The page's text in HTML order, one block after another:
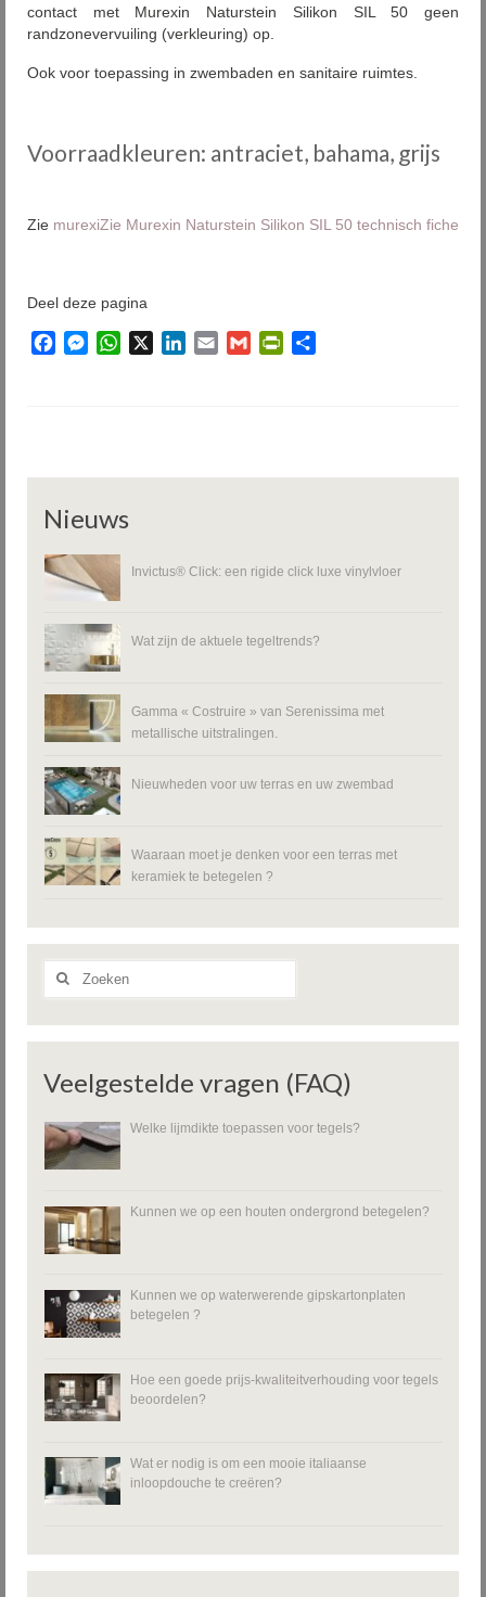
PID
contact met Murexin Naturstein Silikon SIL 50 geen
randzonevervuiling (verkleuring) op.
Ook voor toepassing in zwembaden en sanitaire ruimtes.
Voorraadkleuren: antraciet, bahama, grijs
Zie murexiZie Murexin Naturstein Silikon SIL 50 technisch fiche
Deel deze pagina
FacebookMessenger
WhatsAppLinkedIn
Email Gmail PrintFriendly
Nieuws
Invictus® Click: een rigide click luxe vinylvloer
Wat zijn de aktuele tegeltrends?
Gamma « Costruire » van Serenissima met
metallische uitstralingen.
Nieuwheden voor uw terras en uw zwembad
Waaraan moet je denken voor een terras met
keramiek te betegelen ?
naar:
Veelgestelde vragen (FAQ)
Welke lijmdikte toepassen voor tegels?
Kunnen we op een houten ondergrond betegelen?
Kunnen we op waterwerende gipskartonplaten
betegelen ?
Hoe een goede prijs-kwaliteitverhouding voor tegels
beoordelen?
Wat er nodig is om een mooie italiaanse
inloopdouche te creëren?